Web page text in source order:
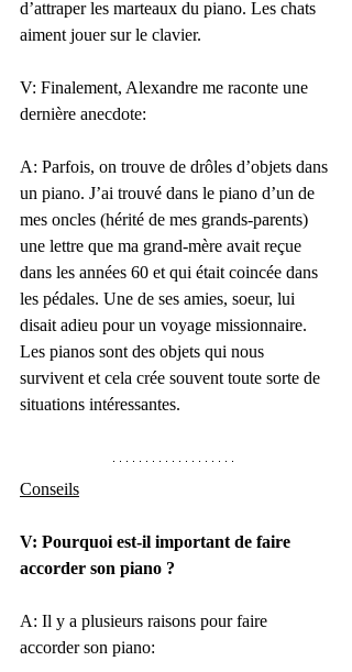
d’attraper les marteaux du piano. Les chats
aiment jouer sur le clavier.
V: Finalement, Alexandre me raconte une
dernière anecdote:
A: Parfois, on trouve de drôles d’objets dans
un piano. J’ai trouvé dans le piano d’un de
mes oncles (hérité de mes grands-parents)
une lettre que ma grand-mère avait reçue
dans les années 60 et qui était coincée dans
les pédales. Une de ses amies, soeur, lui
disait adieu pour un voyage missionnaire.
Les pianos sont des objets qui nous
survivent et cela crée souvent toute sorte de
situations intéressantes.
Conseils
V: Pourquoi est-il important de faire
accorder son piano ?
A: Il y a plusieurs raisons pour faire
accorder son piano: